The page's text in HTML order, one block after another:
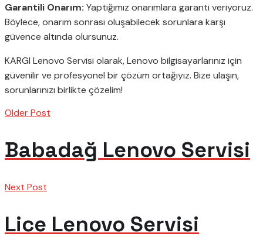
Garantili Onarım: Yaptığımız onarımlara garanti veriyoruz.
Böylece, onarım sonrası oluşabilecek sorunlara karşı
güvence altında olursunuz.
KARGI Lenovo Servisi olarak, Lenovo bilgisayarlarınız için
güvenilir ve profesyonel bir çözüm ortağıyız. Bize ulaşın,
sorunlarınızı birlikte çözelim!
Older Post
Babadağ Lenovo Servisi
Next Post
Lice Lenovo Servisi